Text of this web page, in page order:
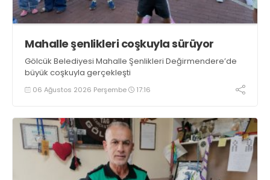
Mahalle şenlikleri coşkuyla sürüyor
Gölcük Belediyesi Mahalle Şenlikleri Değirmendere’de
büyük coşkuyla gerçekleşti
06 Ağustos 2026 Perşembe 17:16